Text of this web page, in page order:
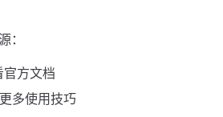
：
官方文档
多使用技巧